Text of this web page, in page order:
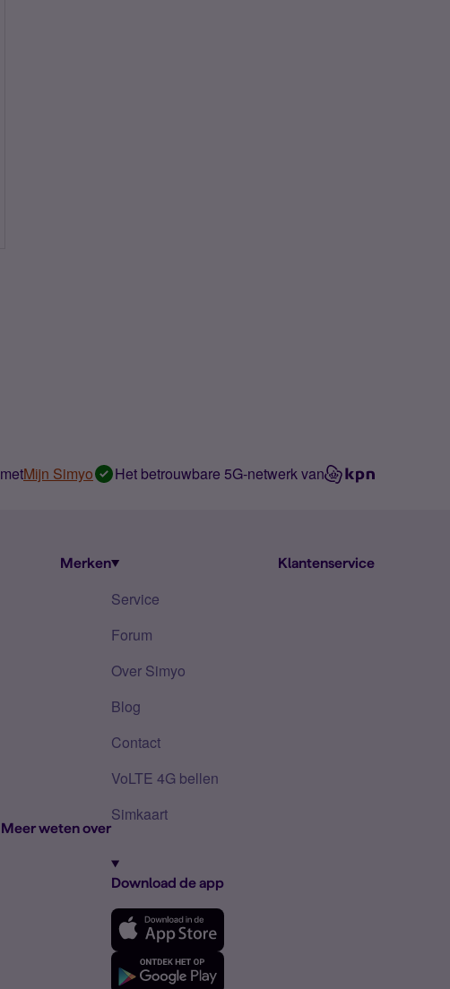
Mijn Simyo Het betrouwbare 5G-netwerk van
Merken
Meer weten over
Klantenservice
Service
Forum
Over Simyo
Blog
Contact
VoLTE 4G bellen
Simkaart
Download de app